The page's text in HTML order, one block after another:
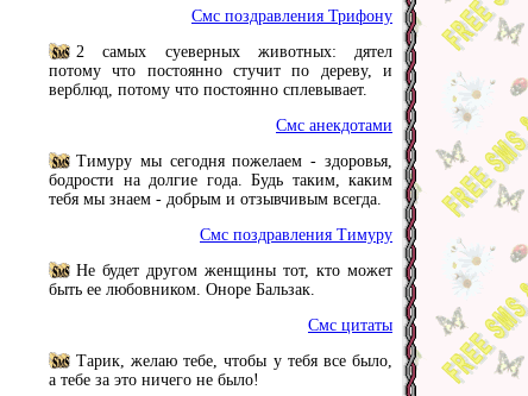
Смс поздравления Трифону
2 самых суеверных животных: дятел
потому что постоянно стучит по дереву, и
верблюд, потому что постоянно сплевывает.
Смс анекдотами
Тимуру мы сегодня пожелаем - здоровья,
бодрости на долгие года. Будь таким, каким
тебя мы знаем - добрым и отзывчивым всегда.
Смс поздравления Тимуру
Не будет другом женщины тот, кто может
быть ее любовником. Оноре Бальзак.
Смс цитаты
Тарик, желаю тебе, чтобы у тебя все было,
а тебе за это ничего не было!